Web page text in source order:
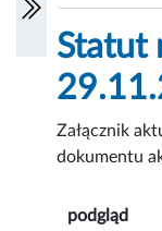
Statut
Załącznik
dokumentu
podgląd